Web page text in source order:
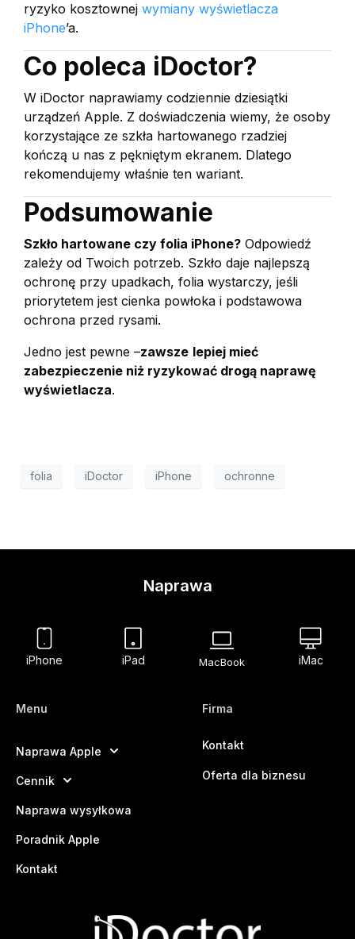
ryzyko kosztownej wymiany wyświetlacza
iPhone’a.
Co poleca iDoctor?
W iDoctor naprawiamy codziennie dziesiątki
urządzeń Apple. Z doświadczenia wiemy, że osoby
korzystające ze szkła hartowanego rzadziej
kończą u nas z pękniętym ekranem. Dlatego
rekomendujemy właśnie ten wariant.
Podsumowanie
Szkło hartowane czy folia iPhone? Odpowiedź
zależy od Twoich potrzeb. Szkło daje najlepszą
ochronę przy upadkach, folia wystarczy, jeśli
priorytetem jest cienka powłoka i podstawowa
ochrona przed rysami.
Jedno jest pewne –zawsze lepiej mieć
zabezpieczenie niż ryzykować drogą naprawę
wyświetlacza.
folia iDoctor iPhone ochronne
Naprawa
iPhone iPad MacBook iMac
Menu
Naprawa Apple
Cennik
Naprawa wysyłkowa
Poradnik Apple
Kontakt
Firma
Kontakt
Oferta dla biznesu